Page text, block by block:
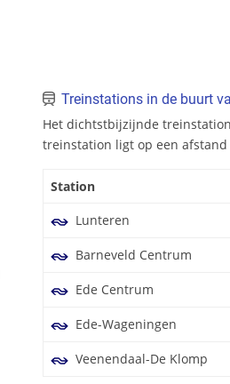
Treinstations in de buurt
Het dichtstbijzijnde
treinstation ligt op een afstand
Station
Lunteren
Barneveld Centrum
Ede Centrum
Ede-Wageningen
Veenendaal-De Klomp